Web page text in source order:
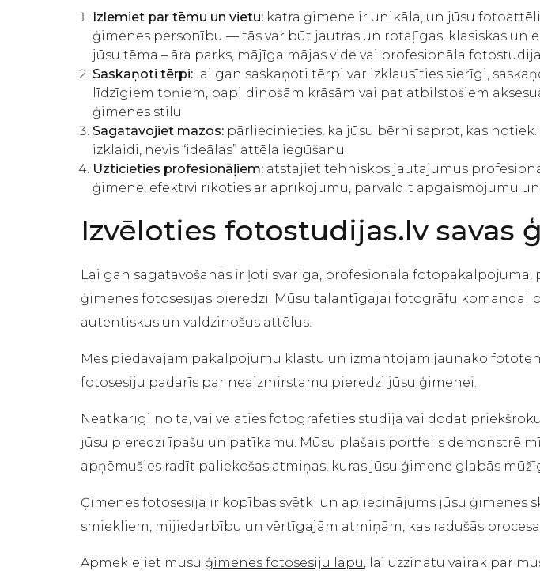
Izlemiet par tēmu un vietu: katra ģimene ir unikāla, un jūsu
ģimenes personību — tās var būt jautras un rotaļīgas, klasiskas un
jūsu tēma – āra parks, mājīga mājas vide vai profesionāla
Saskaņoti tērpi: lai gan saskaņoti tērpi var izklausīties sierīgi,
līdzīgiem toņiem, papildinošām krāsām vai pat atbilstošiem
ģimenes stilu.
Sagatavojiet mazos: pārliecinieties, ka jūsu bērni saprot, kas
izklaidi, nevis “ideālas” attēla iegūšanu.
Uzticieties profesionāļiem: atstājiet tehniskos jautājumus
ģimenē, efektīvi rīkoties ar aprīkojumu, pārvaldīt apgaismojumu
Izvēloties fotostudijas.lv savas
Lai gan sagatavošanās ir ļoti svarīga, profesionāla
ģimenes fotosesijas pieredzi. Mūsu talantīgajai fotogrāfu
autentiskus un valdzinošus attēlus.
Mēs piedāvājam pakalpojumu klāstu un izmantojam jaunāko
fotosesiju padarīs par neaizmirstamu pieredzi jūsu ģimenei.
Neatkarīgi no tā, vai vēlaties fotografēties studijā vai dodat
jūsu pieredzi īpašu un patīkamu. Mūsu plašais portfelis demonstrē
apņēmušies radīt paliekošas atmiņas, kuras jūsu ģimene glabās
Ģimenes fotosesija ir kopības svētki un apliecinājums jūsu ģimenes
smiekliem, mijiedarbību un vērtīgajām atmiņām, kas radušās
Apmeklējiet mūsu ģimenes fotosesiju lapu, lai uzzinātu vairāk par